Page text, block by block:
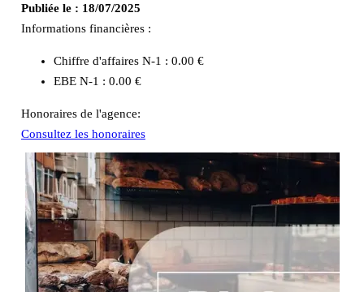
Publiée le : 18/07/2025
Informations financières :
Chiffre d'affaires N-1 : 0.00 €
EBE N-1 : 0.00 €
Honoraires de l'agence:
Consultez les honoraires